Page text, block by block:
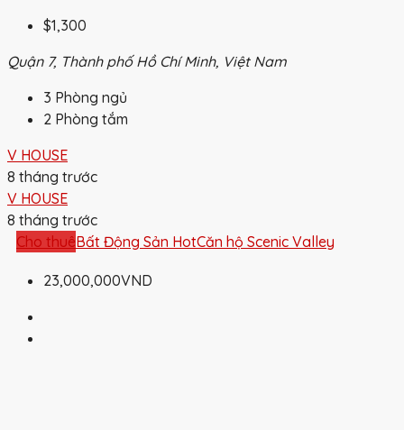
$1,300
Quận 7, Thành phố Hồ Chí Minh, Việt Nam
3 Phòng ngủ
2 Phòng tắm
V HOUSE
8 tháng trước
V HOUSE
8 tháng trước
Cho thuêBất Động Sản HotCăn hộ Scenic Valley
23,000,000VND